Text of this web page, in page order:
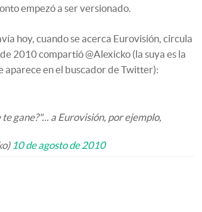
empezó a ser versionado.
hoy, cuando se acerca Eurovisión, circula
2010 compartió @Alexicko (la suya es la
aparece en el buscador de Twitter):
gane?"... a Eurovisión, por ejemplo,
10 de agosto de 2010